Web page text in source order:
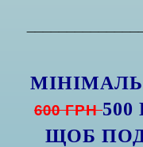
600 ГРН
ЩОБ